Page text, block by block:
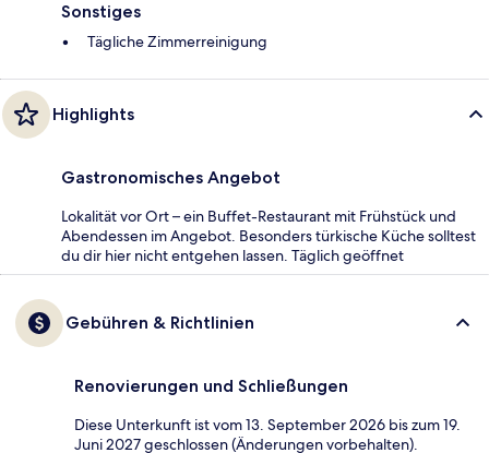
Sonstiges
Tägliche Zimmerreinigung
Highlights
Gastronomisches Angebot
Lokalität vor Ort – ein Buffet-Restaurant mit Frühstück und
Abendessen im Angebot. Besonders türkische Küche solltest
du dir hier nicht entgehen lassen. Täglich geöffnet
Gebühren & Richtlinien
Renovierungen und Schließungen
Diese Unterkunft ist vom 13. September 2026 bis zum 19.
Juni 2027 geschlossen (Änderungen vorbehalten).